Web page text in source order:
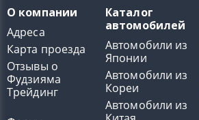
О компании
Адреса
Карта проезда
Отзывы о
Фудзияма
Трейдинг
Каталог
автомобилей
Автомобили из
Японии
Автомобили из
Кореи
Автомобили из